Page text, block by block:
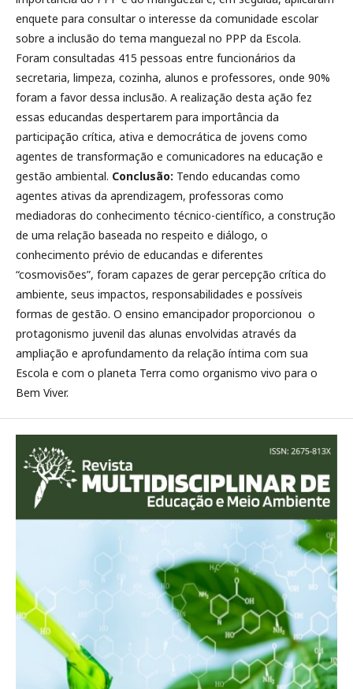
enquete para consultar o interesse da comunidade escolar
sobre a inclusão do tema manguezal no PPP da Escola.
Foram consultadas 415 pessoas entre funcionários da
secretaria, limpeza, cozinha, alunos e professores, onde 90%
foram a favor dessa inclusão. A realização desta ação fez
essas educandas despertarem para importância da
participação crítica, ativa e democrática de jovens como
agentes de transformação e comunicadores na educação e
gestão ambiental. Conclusão: Tendo educandas como
agentes ativas da aprendizagem, professoras como
mediadoras do conhecimento técnico-científico, a construção
de uma relação baseada no respeito e diálogo, o
conhecimento prévio de educandas e diferentes
“cosmovisões”, foram capazes de gerar percepção crítica do
ambiente, seus impactos, responsabilidades e possíveis
formas de gestão. O ensino emancipador proporcionou o
protagonismo juvenil das alunas envolvidas através da
ampliação e aprofundamento da relação íntima com sua
Escola e com o planeta Terra como organismo vivo para o
Bem Viver.